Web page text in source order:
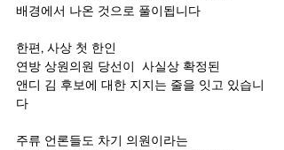
배경에서 나온 것으로 풀이됩니다
한편, 사상 첫 한인
연방 상원의원 당선이  사실상 확정된
앤디 김 후보에 대한 지지는 줄을 잇고 있습니
다
주류 언론들도 차기 의원이라는